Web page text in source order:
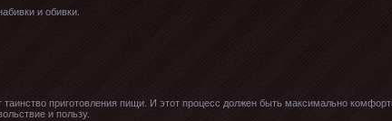
и обивки.
приготовления пищи. И этот процесс должен быть максимально
и пользу.